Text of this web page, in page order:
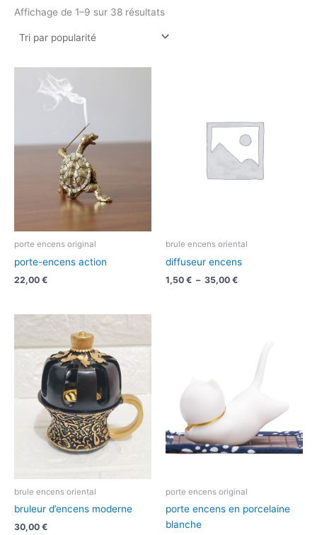
Affichage de 1–9 sur 38 résultats
porte encens original
porte-encens action
22,00 €
brule encens oriental
diffuseur encens
1,50 € – 35,00 €
35,00 €
brule encens oriental
bruleur d’encens moderne
30,00 €
porte encens original
porte encens en porcelaine
blanche